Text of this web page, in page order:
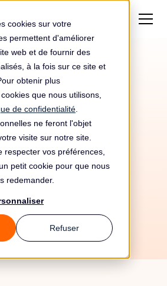
cookies sur votre
permettent d'améliorer
web et de fournir des
à la fois sur ce site et
obtenir plus
que nous utilisons,
de confidentialité
ne feront l'objet
visite sur notre site.
respecter vos préférences,
petit cookie pour que nous
redemander.
Refuser